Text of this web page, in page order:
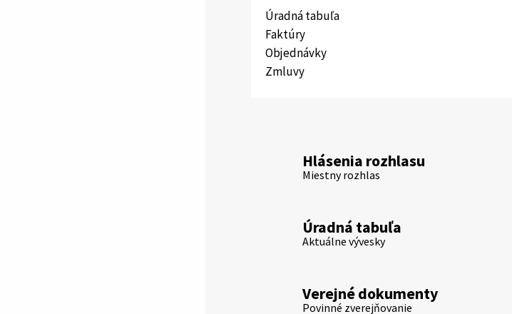
Úradná tabuľa
Faktúry
Objednávky
Zmluvy
Hlásenia rozhlasu
Miestny rozhlas
Úradná tabuľa
Aktuálne vývesky
Verejné dokumenty
Povinné zverejňovanie